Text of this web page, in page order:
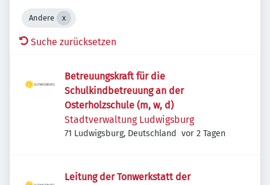
Andere
Suche zurücksetzen
Betreuungskraft für die
Schulkindbetreuung an der
Osterholzschule (m, w, d)
Stadtverwaltung Ludwigsburg
71 Ludwigsburg, Deutschland Veröffentlicht
vor 2 Tagen
Leitung der Tonwerkstatt der